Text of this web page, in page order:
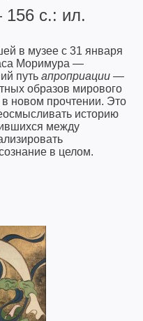
с.: ил.
в музее с 31 января
Моримура —
путь апроприации —
образов мирового
в новом прочтении. Это
историю
между
в целом.